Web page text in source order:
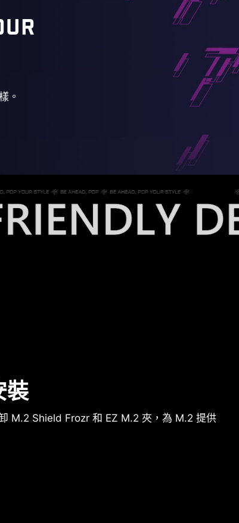
。
裝
M.2 Shield Frozr 和 EZ M.2 夾，為 M.2 提供